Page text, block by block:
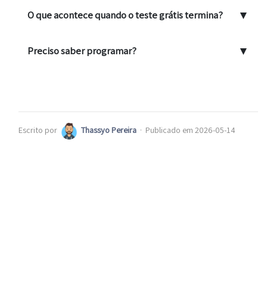
O que acontece quando o teste grátis termina? ▼
Preciso saber programar? ▼
Escrito por Thassyo Pereira · Publicado em 2026-05-14